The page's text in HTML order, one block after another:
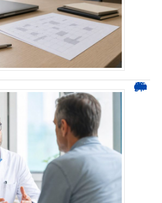
Durée d’arrêt après un stent : des repères, pas une règle fixe